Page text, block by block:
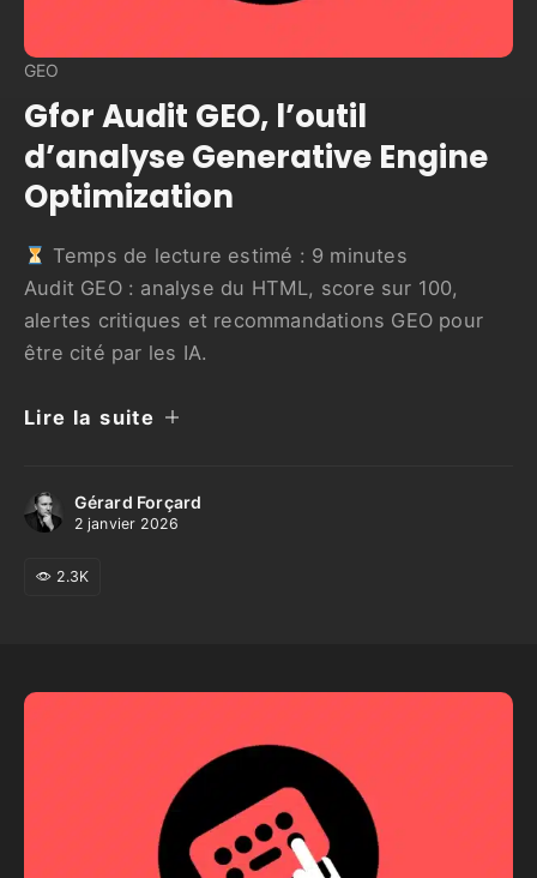
GEO
Gfor Audit GEO, l’outil
d’analyse Generative Engine
Optimization
Temps de lecture estimé : 9 minutes
Audit GEO : analyse du HTML, score sur 100,
alertes critiques et recommandations GEO pour
être cité par les IA.
Lire la suite
Gérard Forçard
2 janvier 2026
2.3K